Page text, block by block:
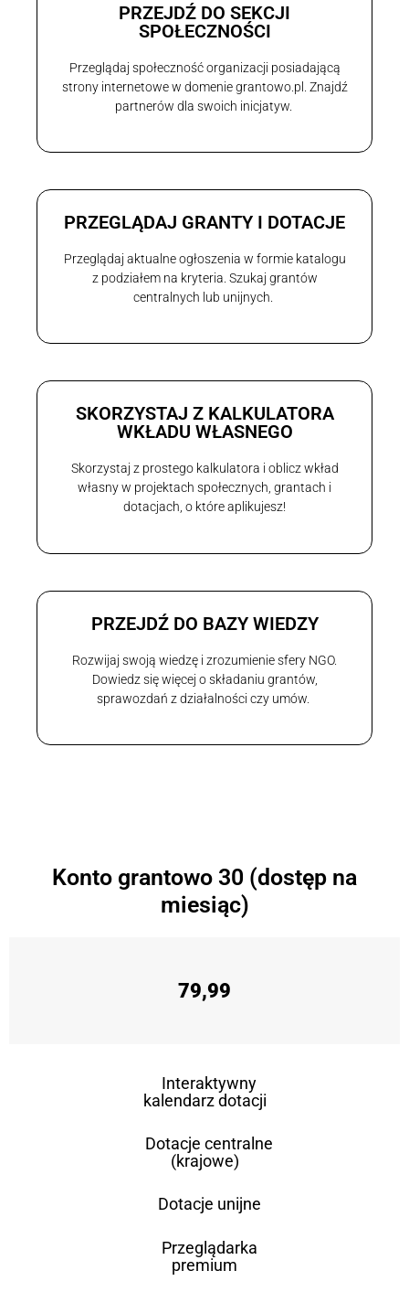
PRZEJDŹ DO SEKCJI
SPOŁECZNOŚCI
Przeglądaj społeczność organizacji posiadającą
strony internetowe w domenie grantowo.pl. Znajdź
partnerów dla swoich inicjatyw.
PRZEGLĄDAJ GRANTY I DOTACJE
Przeglądaj aktualne ogłoszenia w formie katalogu
z podziałem na kryteria. Szukaj grantów
centralnych lub unijnych.
SKORZYSTAJ Z KALKULATORA
WKŁADU WŁASNEGO
Skorzystaj z prostego kalkulatora i oblicz wkład
własny w projektach społecznych, grantach i
dotacjach, o które aplikujesz!
PRZEJDŹ DO BAZY WIEDZY
Rozwijaj swoją wiedzę i zrozumienie sfery NGO.
Dowiedz się więcej o składaniu grantów,
sprawozdań z działalności czy umów.
Konto grantowo 30 (dostęp na
miesiąc)
79,99
Interaktywny
kalendarz dotacji
Dotacje centralne
(krajowe)
Dotacje unijne
Przeglądarka
premium